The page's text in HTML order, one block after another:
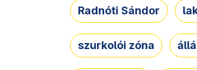
Radnóti Sándor
szurkolói zóna